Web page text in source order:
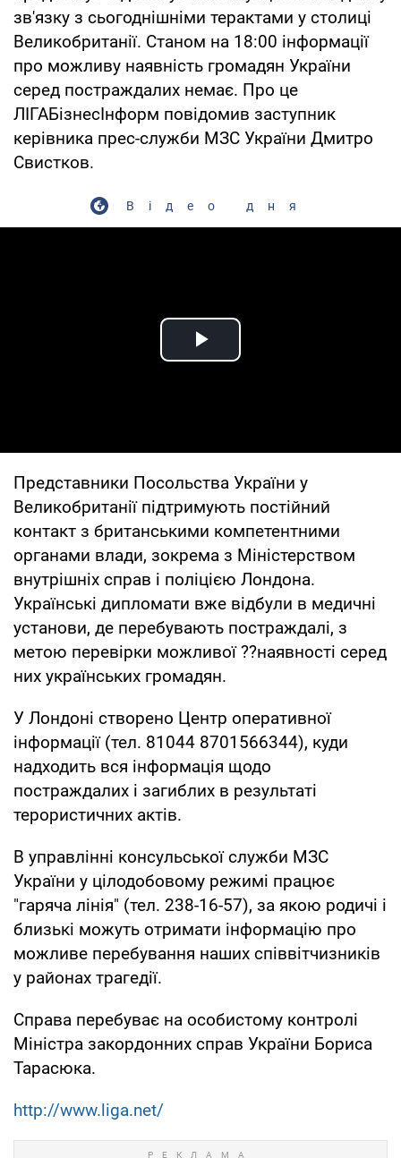
зв'язку з сьогоднішніми терактами у столиці
Великобританії. Станом на 18:00 інформації
про можливу наявність громадян України
серед постраждалих немає. Про це
ЛІГАБізнесІнформ повідомив заступник
керівника прес-служби МЗС України Дмитро
Свистков.
Відео дня
Play Video
Представники Посольства України у
Великобританії підтримують постійний
контакт з британськими компетентними
органами влади, зокрема з Міністерством
внутрішніх справ і поліцією Лондона.
Українські дипломати вже відбули в медичні
установи, де перебувають постраждалі, з
метою перевірки можливої ??наявності серед
них українських громадян.
У Лондоні створено Центр оперативної
інформації (тел. 81044 8701566344), куди
надходить вся інформація щодо
постраждалих і загиблих в результаті
терористичних актів.
В управлінні консульської служби МЗС
України у цілодобовому режимі працює
"гаряча лінія" (тел. 238-16-57), за якою родичі і
близькі можуть отримати інформацію про
можливе перебування наших співвітчизників
у районах трагедії.
Справа перебуває на особистому контролі
Міністра закордонних справ України Бориса
Тарасюка.
http://www.liga.net/